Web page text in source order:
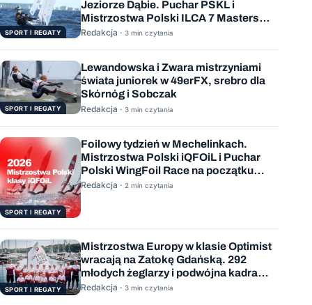
SPORT I REGATY
Jeziorze Dąbie. Puchar PSKL i
Mistrzostwa Polski ILCA 7 Masters
rozstrzygnięte
Redakcja · 3 min czytania
SPORT I REGATY
Lewandowska i Zwara mistrzyniami
świata juniorek w 49erFX, srebro dla
Skórnóg i Sobczak
Redakcja · 3 min czytania
SPORT I REGATY
Foilowy tydzień w Mechelinkach.
Mistrzostwa Polski iQFOiL i Puchar
Polski WingFoil Race na początku
sierpnia
Redakcja · 2 min czytania
SPORT I REGATY
Mistrzostwa Europy w klasie Optimist
wracają na Zatokę Gdańską. 292
młodych żeglarzy i podwójna kadra
Polski
Redakcja · 3 min czytania